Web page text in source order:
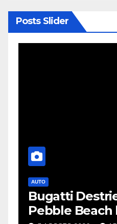
Posts Slider
AUTO
Bugatti
Pebble